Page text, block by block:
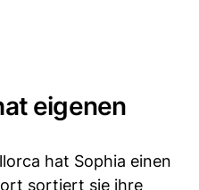
eigenen
hat Sophia einen
sortiert sie ihre